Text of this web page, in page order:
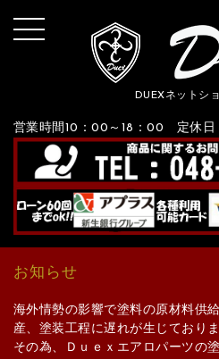
DUEXネットシ
営業時間10：00～18：00 定休日
お知らせ
海外情勢の影響で塗料の原材料供
産、塗装工程に遅れが生じておりま
その為、Ｄｕｅｘエアロパーツの